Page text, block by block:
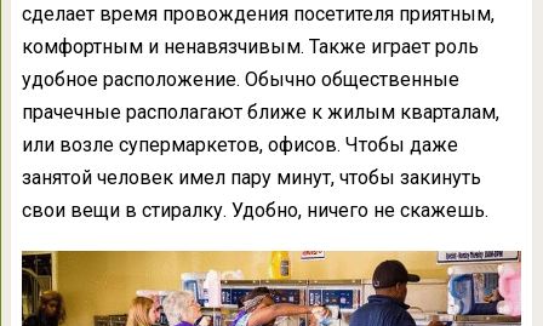
сделает время провождения посетителя приятным,
комфортным и ненавязчивым. Также играет роль
удобное расположение. Обычно общественные
прачечные располагают ближе к жилым кварталам,
или возле супермаркетов, офисов. Чтобы даже
занятой человек имел пару минут, чтобы закинуть
свои вещи в стиралку. Удобно, ничего не скажешь.